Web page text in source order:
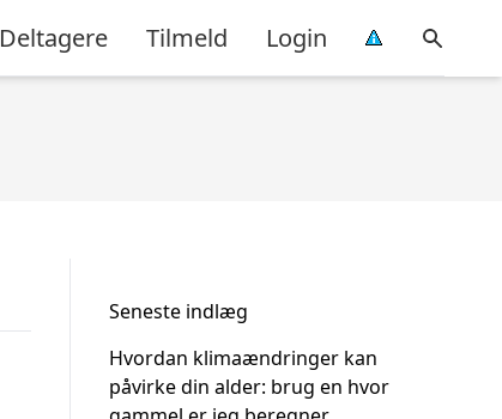
Deltagere Tilmeld Login
Seneste indlæg
Hvordan klimaændringer kan
påvirke din alder: brug en hvor